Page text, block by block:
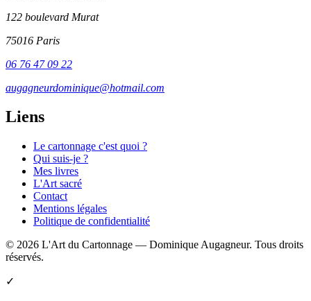
122 boulevard Murat
75016 Paris
06 76 47 09 22
augagneurdominique@hotmail.com
Liens
Le cartonnage c'est quoi ?
Qui suis-je ?
Mes livres
L'Art sacré
Contact
Mentions légales
Politique de confidentialité
© 2026 L'Art du Cartonnage — Dominique Augagneur. Tous droits
réservés.
✓